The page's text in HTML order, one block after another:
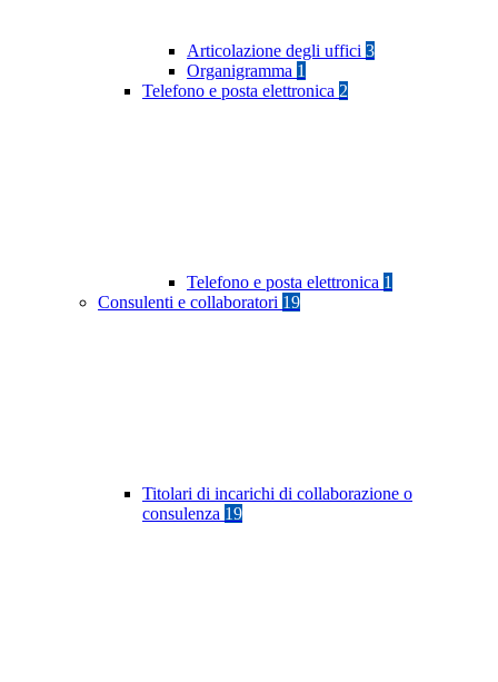
Articolazione degli uffici 3
Organigramma 1
Telefono e posta elettronica 2
Telefono e posta elettronica 1
Consulenti e collaboratori 19
Titolari di incarichi di collaborazione o
consulenza 19